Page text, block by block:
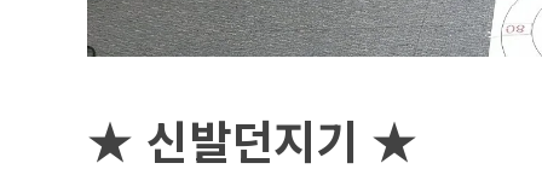
★ 신발던지기 ★